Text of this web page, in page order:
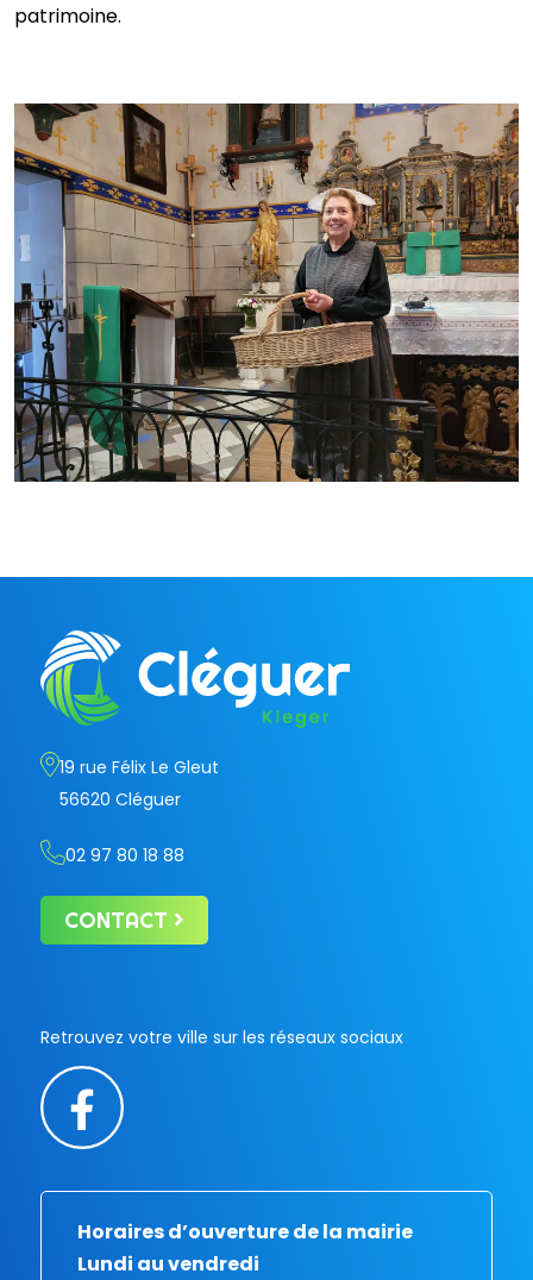
patrimoine.
19 rue Félix Le Gleut
56620 Cléguer
02 97 80 18 88
CONTACT
Retrouvez votre ville sur les réseaux sociaux
Horaires d’ouverture de la mairie
Lundi au vendredi